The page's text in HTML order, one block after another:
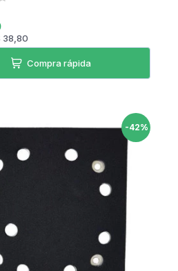
38,80
Compra rápida
-42%